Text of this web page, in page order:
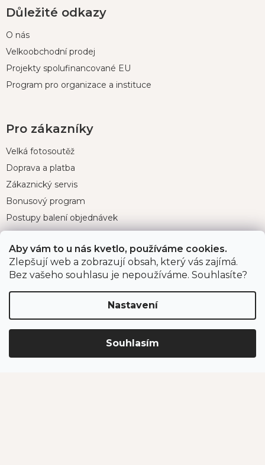
Aby vám to u nás kvetlo, používáme cookies.
Zlepšují web a zobrazují obsah, který vás zajímá.
Bez vašeho souhlasu je nepoužíváme. Souhlasíte?
Nastavení
Souhlasím
Důležité odkazy
O nás
Velkoobchodní prodej
Projekty spolufinancované EU
Program pro organizace a instituce
Pro zákazníky
Velká fotosoutěž
Doprava a platba
Zákaznický servis
Bonusový program
Postupy balení objednávek
Nejčastější dotazy
Reklamace
Obchodní podmínky